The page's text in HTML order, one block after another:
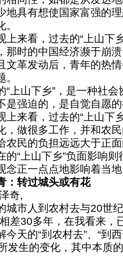
地具有想使国家富强的
来看，过去的“上山下
那时的中国经济濒于崩
文革发动后，青年的热
山下乡”，是一种社会
是强迫的，是自觉自愿
来看，过去的“上山下
，做很多工作，并和农
农民的负担远远大于正
“上山下乡”负面影响则
念正一点点地影响着当
：转过城头或有花
奇,
市人到农村去与20世纪
差30多年，在我看来，
的“到农村去”、“到西
发生的变化，其中本质